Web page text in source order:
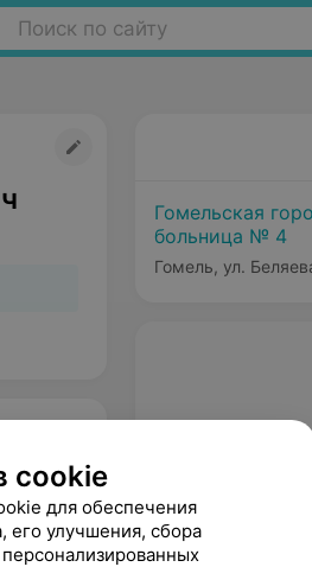
Поиск по сайту
Гомельская
больница № 4
Гомель, ул.
cookie
для обеспечения
его улучшения, сбора